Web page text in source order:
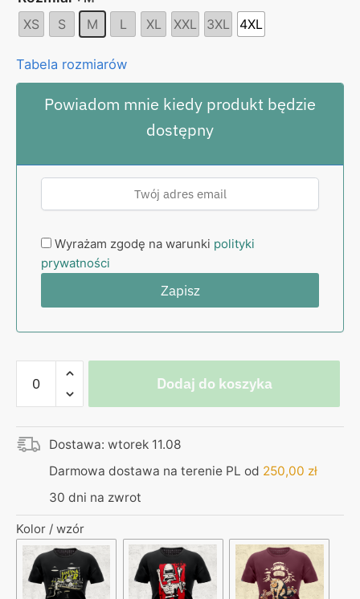
XS S M L XL XXL 3XL 4XL
Tabela rozmiarów
Powiadom mnie kiedy produkt będzie
dostępny
Wyrażam zgodę na warunki polityki
prywatności
Koszulka
męska
–
Solnik
Dodaj do koszyka
Dostawa: wtorek 11.08
Darmowa dostawa na terenie PL od 250,00 zł
30 dni na zwrot
Kolor / wzór